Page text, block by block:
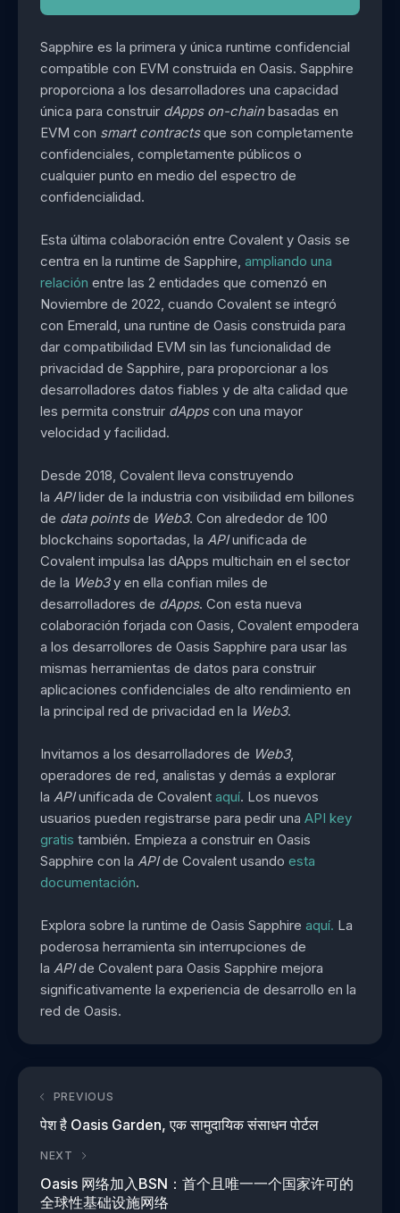
Sapphire es la primera y única runtime confidencial
compatible con EVM construida en Oasis. Sapphire
proporciona a los desarrolladores una capacidad
única para construir dApps on-chain basadas en
EVM con smart contractsque son completamente
confidenciales, completamente públicos o
cualquier punto en medio del espectro de
confidencialidad.
Esta última colaboración entre Covalent y Oasis se
centra en la runtime de Sapphire, ampliando una
relación entre las 2 entidades que comenzó en
Noviembre de 2022, cuando Covalent se integró
con Emerald, una runtine de Oasis construida para
dar compatibilidad EVM sin las funcionalidad de
privacidad de Sapphire, para proporcionar a los
desarrolladores datos fiables y de alta calidad que
les permita construir dAppscon una mayor
velocidad y facilidad.
Desde 2018, Covalent lleva construyendo
la APIlider de la industria con visibilidad em billones
de data pointsde Web3. Con alrededor de 100
blockchains soportadas, la APIunificada de
Covalent impulsa las dApps multichain en el sector
de la Web3y en ella confian miles de
desarrolladores de dApps. Con esta nueva
colaboración forjada con Oasis, Covalent empodera
a los desarrollores de Oasis Sapphire para usar las
mismas herramientas de datos para construir
aplicaciones confidenciales de alto rendimiento en
la principal red de privacidad en la Web3.
Invitamos a los desarrolladores de Web3,
operadores de red, analistas y demás a explorar
la APIunificada de Covalent aquí. Los nuevos
usuarios pueden registrarse para pedir una API key
gratis también. Empieza a construir en Oasis
Sapphire con la APIde Covalent usando esta
documentación.
Explora sobre la runtime de Oasis Sapphire aquí. La
poderosa herramienta sin interrupciones de
la APIde Covalent para Oasis Sapphire mejora
significativamente la experiencia de desarrollo en la
red de Oasis.
PREVIOUS
पेश है Oasis Garden, एक सामुदायिक संसाधन पोर्टल
NEXT
Oasis 网络加入BSN：首个且唯一一个国家许可的
全球性基础设施网络